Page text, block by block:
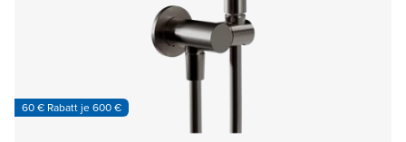
60 € Rabatt je 600 €